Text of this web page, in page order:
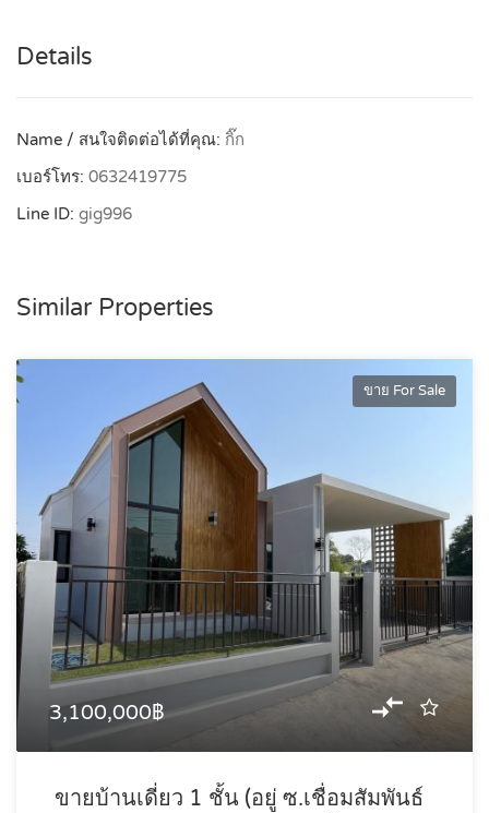
Details
Name / สนใจติดต่อได้ที่คุณ: กิ๊ก
เบอร์โทร: 0632419775
Line ID: gig996
Similar Properties
ขาย For Sale
3,100,000฿
ขายบ้านเดี่ยว 1 ชั้น (อยู่ ซ.เชื่อมสัมพันธ์